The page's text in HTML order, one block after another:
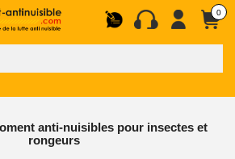
0
anti-nuisibles pour insectes et
rongeurs